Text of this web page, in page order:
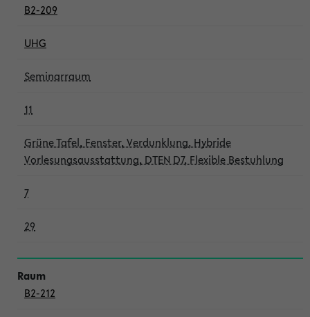
B2-209
UHG
Seminarraum
11
Grüne Tafel, Fenster, Verdunklung, Hybride
Vorlesungsausstattung, DTEN D7, Flexible Bestuhlung
7
29
B2-212